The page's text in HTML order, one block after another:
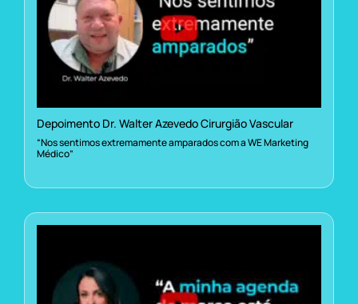
Depoimento Dr. Walter Azevedo Cirurgião Vascular
“Nos sentimos extremamente amparados com a WE Marketing
Médico”